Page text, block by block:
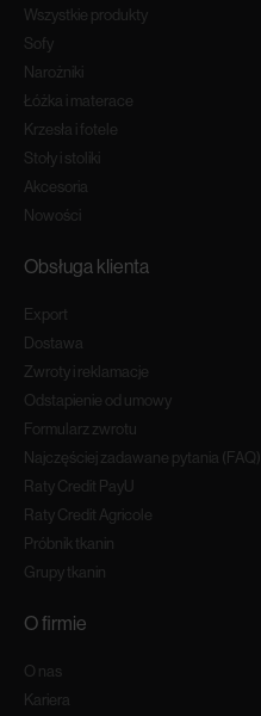
Wszystkie produkty
Sofy
Narożniki
Łóżka i materace
Krzesła i fotele
Stoły i stoliki
Akcesoria
Nowości
Obsługa klienta
Export
Dostawa
Zwroty i reklamacje
Odstapienie od umowy
Formularz zwrotu
Najczęściej zadawane pytania (FAQ)
Raty Credit PayU
Raty Credit Agricole
Próbnik tkanin
Grupy tkanin
O firmie
O nas
Kariera